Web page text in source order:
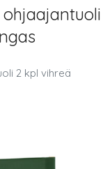
2 kpl vihreä